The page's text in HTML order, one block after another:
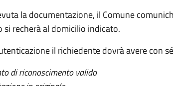
la documentazione, il Comune
si recherà al domicilio indicato.
il richiedente dovrà avere con
di riconoscimento valido